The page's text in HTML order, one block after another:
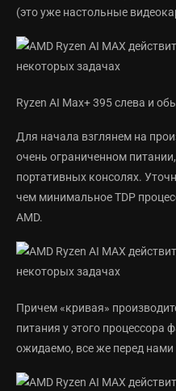
(это уже настольные
Ryzen AI Max+ 395 слева и
Для начала взглянем на
очень ограниченном
портативных консолях.
чем минимальное TDP
AMD.
Причем «кривая»
питания у этого процессора
ожидаемо, все же перед